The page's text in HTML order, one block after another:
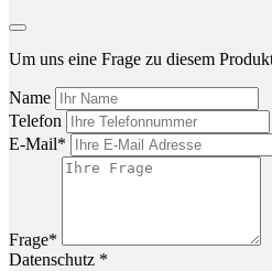
Um uns eine Frage zu diesem
Name
Telefon
E-Mail*
Frage*
Datenschutz *